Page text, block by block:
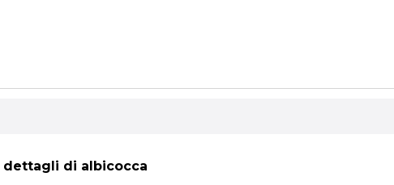
dettagli di albicocca